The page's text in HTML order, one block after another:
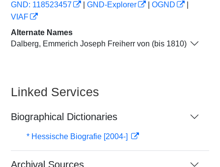
GND: 118523457
GND-Explorer OGND
VIAF
Alternate Names
Dalberg, Emmerich Joseph Freiherr von (bis 1810)
Linked Services
Biographical Dictionaries
* Hessische Biografie [2004-]
Archival Sources